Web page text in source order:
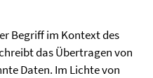
Begriff im Kontext des
das Übertragen von
Daten. Im Lichte von